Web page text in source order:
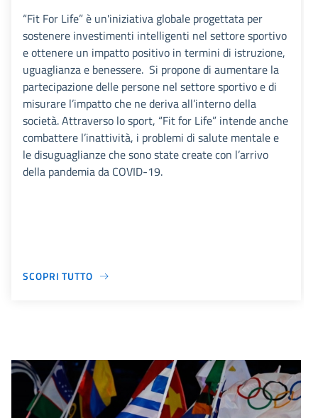
“Fit For Life” è un'iniziativa globale progettata per
sostenere investimenti intelligenti nel settore sportivo
e ottenere un impatto positivo in termini di istruzione,
uguaglianza e benessere. Si propone di aumentare la
partecipazione delle persone nel settore sportivo e di
misurare l’impatto che ne deriva all’interno della
società. Attraverso lo sport, “Fit for Life” intende anche
combattere l’inattività, i problemi di salute mentale e
le disuguaglianze che sono state create con l’arrivo
della pandemia da COVID-19.
SCOPRI TUTTO